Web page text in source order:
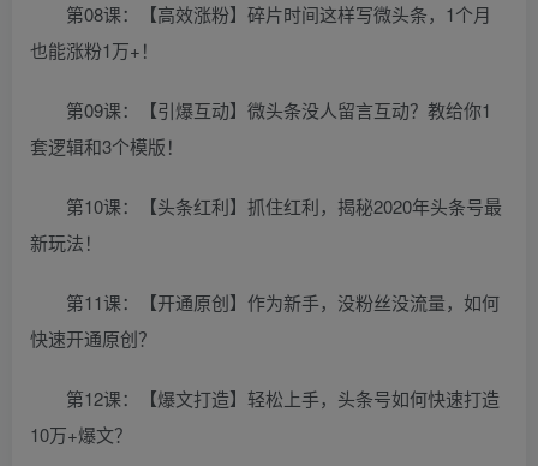
第08课：【高效涨粉】碎片时间这样写微头条，1个月
也能涨粉1万+！
第09课：【引爆互动】微头条没人留言互动？教给你1
套逻辑和3个模版！
第10课：【头条红利】抓住红利，揭秘2020年头条号最
新玩法！
第11课：【开通原创】作为新手，没粉丝没流量，如何
快速开通原创？
第12课：【爆文打造】轻松上手，头条号如何快速打造
10万+爆文？